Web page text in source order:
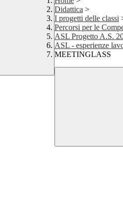
Didattica >
I progetti delle classi
Percorsi per le
ASL Progetto A.S.
ASL - esperienze
MEETINGLASS